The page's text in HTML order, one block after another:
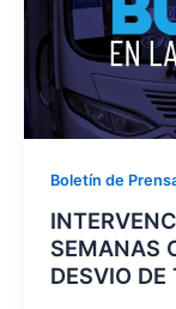
Boletín de
SEMANAS
DESVIO DE